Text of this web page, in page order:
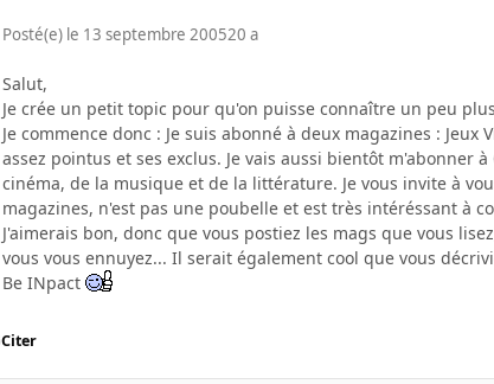
Posté(e) le 13 septembre 200520 a
Salut,
Je crée un petit topic pour qu'on puisse connaître un peu
Je commence donc : Je suis abonné à deux magazines :
assez pointus et ses exclus. Je vais aussi bientôt
cinéma, de la musique et de la littérature. Je vous invite à
magazines, n'est pas une poubelle et est très intéréssant à
J'aimerais bon, donc que vous postiez les mags que vous
vous vous ennuyez... Il serait également cool que vous
Be INpact
Citer